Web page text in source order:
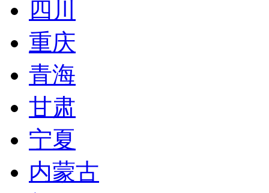
四川
重庆
青海
甘肃
宁夏
内蒙古